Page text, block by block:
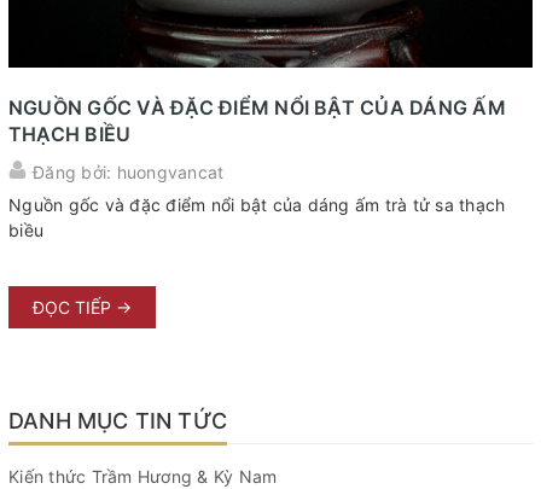
NGUỒN GỐC VÀ ĐẶC ĐIỂM NỔI BẬT CỦA DÁNG ẤM
THẠCH BIỀU
Đăng bởi: huongvancat
Nguồn gốc và đặc điểm nổi bật của dáng ấm trà tử sa thạch
biều
ĐỌC TIẾP →
DANH MỤC TIN TỨC
Kiến thức Trầm Hương & Kỳ Nam